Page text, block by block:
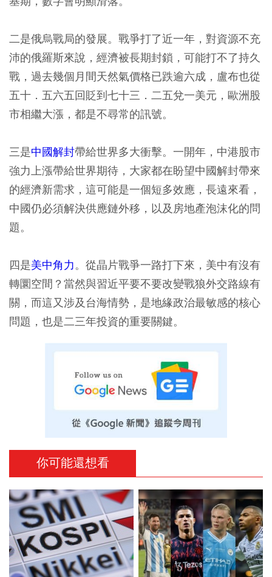
二是俄烏戰局的發展。戰爭打了近一年，對資源不充
沛的俄羅斯來說，經濟被長期封鎖，可能打不了持久
戰，過去幾個月間天然氣價格已跌逾六成，盧布也從
五十．五六五回貶到七十三．二五兌一美元，歐洲股
市相繼大漲，都是不尋常的訊號。
三是中國解封帶給世界多大衝擊。一開年，中港股市
強力上漲帶給世界期待，大家都在盼望中國解封帶來
的經濟新需求，這可能是一個短多效應，長遠來看，
中國仍必須解決供應鏈外移，以及房地產泡沫化的問
題。
四是美中角力。從晶片戰爭一路打下來，美中有沒有
轉圜空間？當然與習近平要不要改變戰狼外交路線有
關，而這又涉及台海情勢，是地緣政治最敏感的核心
問題，也是二三年投資的重要關鍵。
你可能還想看